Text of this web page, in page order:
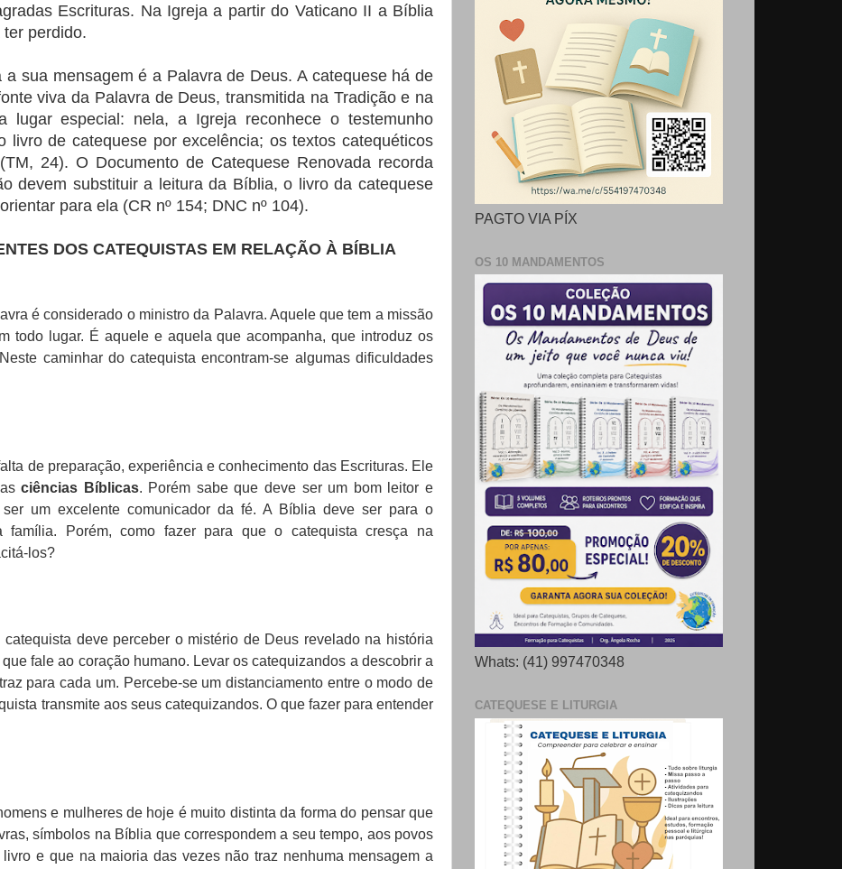
Escrituras. Na Igreja a partir do Vaticano II a Bíblia
perdido.
sua mensagem é a Palavra de Deus. A catequese há de
viva da Palavra de Deus, transmitida na Tradição e na
lugar especial: nela, a Igreja reconhece o testemunho
livro de catequese por excelência; os textos catequéticos
24). O Documento de Catequese Renovada recorda
devem substituir a leitura da Bíblia, o livro da catequese
para ela (CR nº 154; DNC nº 104).
DOS CATEQUISTAS EM RELAÇÃO À BÍBLIA
é considerado o ministro da Palavra. Aquele que tem a missão
todo lugar. É aquele e aquela que acompanha, que introduz os
caminhar do catequista encontram-se algumas dificuldades
de preparação, experiência e conhecimento das Escrituras. Ele
ciências Bíblicas. Porém sabe que deve ser um bom leitor e
um excelente comunicador da fé. A Bíblia deve ser para o
família. Porém, como fazer para que o catequista cresça na
los?
deve perceber o mistério de Deus revelado na história
fale ao coração humano. Levar os catequizandos a descobrir a
para cada um. Percebe-se um distanciamento entre o modo de
transmite aos seus catequizandos. O que fazer para entender
e mulheres de hoje é muito distinta da forma do pensar que
símbolos na Bíblia que correspondem a seu tempo, aos povos
e que na maioria das vezes não traz nenhuma mensagem a
PAGTO VIA PÍX
OS 10 MANDAMENTOS
Whats: (41) 997470348
CATEQUESE E LITURGIA